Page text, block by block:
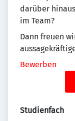
darüber
im Team?
Dann freuen
Bewerben
Studienfach